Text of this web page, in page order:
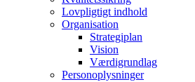
Lovpligtigt indhold
Organisation
Strategiplan
Vision
Værdigrundlag
Personoplysninger